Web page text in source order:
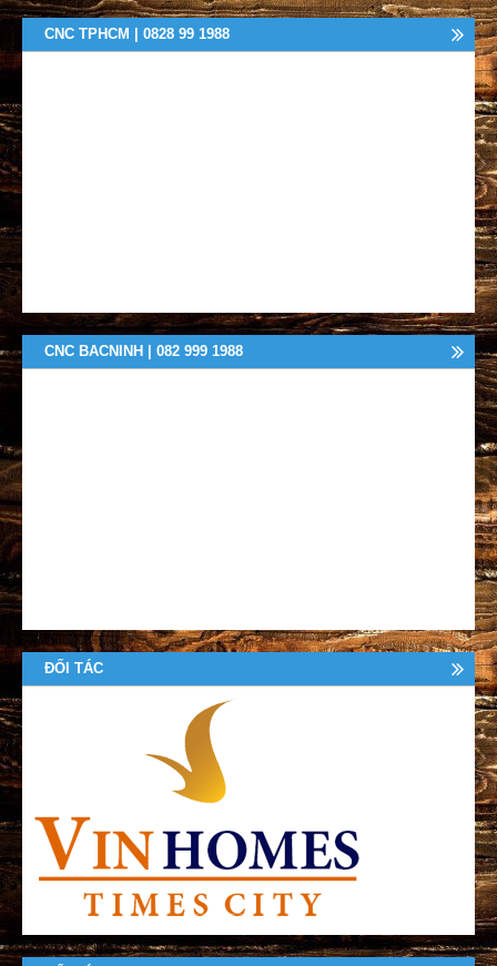
CNC TPHCM | 0828 99 1988
CNC BACNINH | 082 999 1988
ĐỐI TÁC